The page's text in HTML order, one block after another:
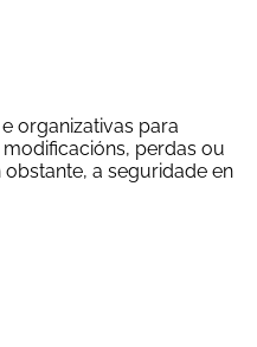
organizativas para
perdas ou
a seguridade en